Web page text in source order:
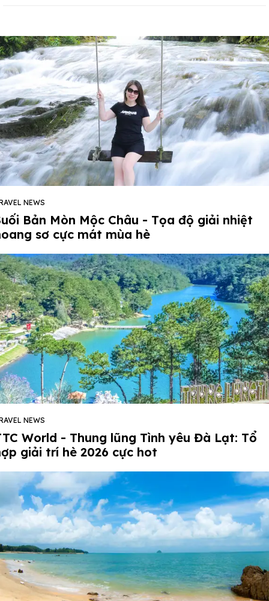
NEWS
Bản Mòn Mộc Châu - Tọa độ giải nhiệt
sơ cực mát mùa hè
NEWS
World - Thung lũng Tình yêu Đà Lạt: Tổ
giải trí hè 2026 cực hot